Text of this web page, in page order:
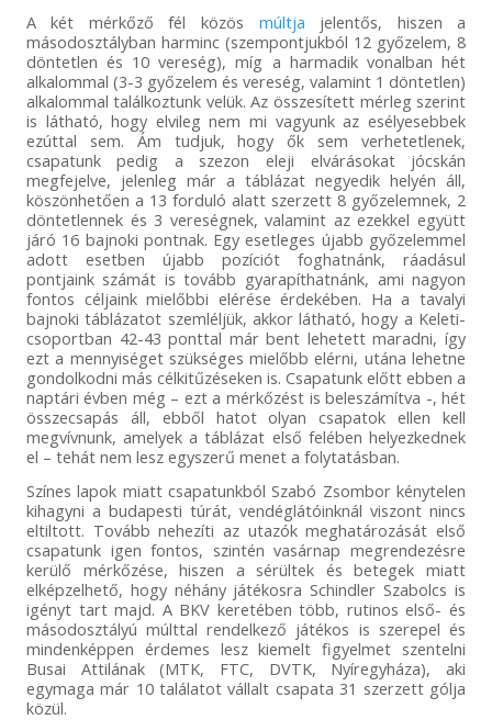
A két mérkőző fél közös múltja jelentős, hiszen a
másodosztályban harminc (szempontjukból 12 győzelem, 8
döntetlen és 10 vereség), míg a harmadik vonalban hét
alkalommal (3-3 győzelem és vereség, valamint 1 döntetlen)
alkalommal találkoztunk velük. Az összesített mérleg szerint
is látható, hogy elvileg nem mi vagyunk az esélyesebbek
ezúttal sem. Ám tudjuk, hogy ők sem verhetetlenek,
csapatunk pedig a szezon eleji elvárásokat jócskán
megfejelve, jelenleg már a táblázat negyedik helyén áll,
köszönhetően a 13 forduló alatt szerzett 8 győzelemnek, 2
döntetlennek és 3 vereségnek, valamint az ezekkel együtt
járó 16 bajnoki pontnak. Egy esetleges újabb győzelemmel
adott esetben újabb pozíciót foghatnánk, ráadásul
pontjaink számát is tovább gyarapíthatnánk, ami nagyon
fontos céljaink mielőbbi elérése érdekében. Ha a tavalyi
bajnoki táblázatot szemléljük, akkor látható, hogy a Keleti-
csoportban 42-43 ponttal már bent lehetett maradni, így
ezt a mennyiséget szükséges mielőbb elérni, utána lehetne
gondolkodni más célkitűzéseken is. Csapatunk előtt ebben a
naptári évben még – ezt a mérkőzést is beleszámítva -, hét
összecsapás áll, ebből hatot olyan csapatok ellen kell
megvívnunk, amelyek a táblázat első felében helyezkednek
el – tehát nem lesz egyszerű menet a folytatásban.
Színes lapok miatt csapatunkból Szabó Zsombor kénytelen
kihagyni a budapesti túrát, vendéglátóinknál viszont nincs
eltiltott. Tovább nehezíti az utazók meghatározását első
csapatunk igen fontos, szintén vasárnap megrendezésre
kerülő mérkőzése, hiszen a sérültek és betegek miatt
elképzelhető, hogy néhány játékosra Schindler Szabolcs is
igényt tart majd. A BKV keretében több, rutinos első- és
másodosztályú múlttal rendelkező játékos is szerepel és
mindenképpen érdemes lesz kiemelt figyelmet szentelni
Busai Attilának (MTK, FTC, DVTK, Nyíregyháza), aki
egymaga már 10 találatot vállalt csapata 31 szerzett gólja
közül.